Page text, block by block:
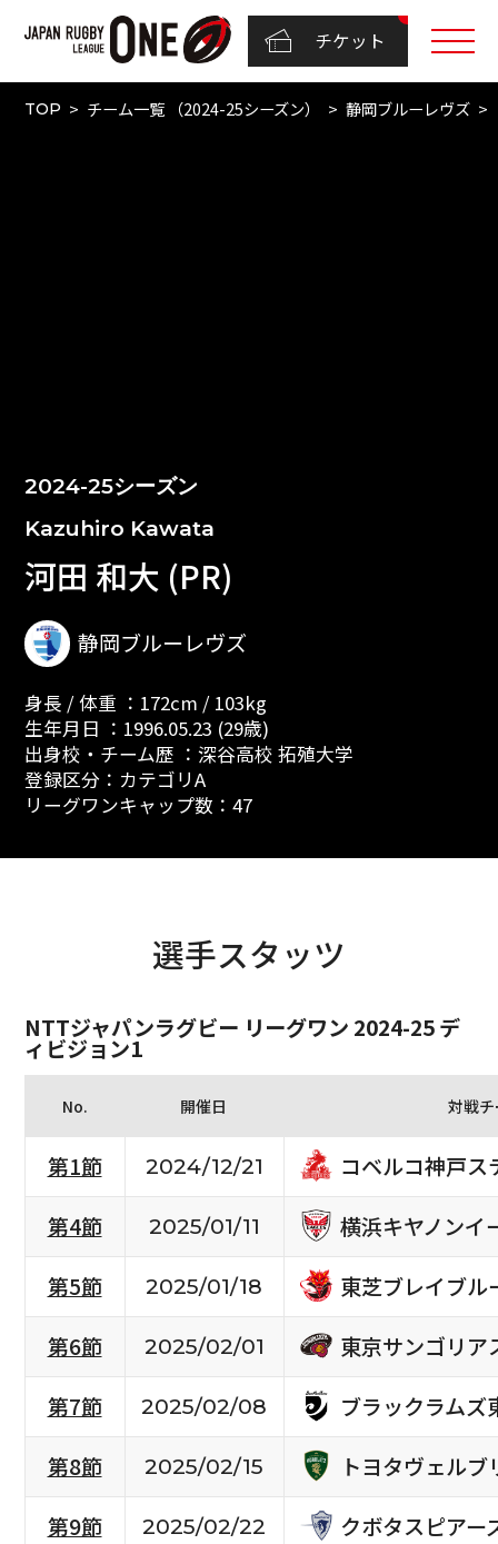
チケット
TOP チーム一覧 （2024-25シーズン） 静岡ブルーレヴズ
2024-25シーズン
Kazuhiro Kawata
河田 和大 (PR)
静岡ブルーレヴズ
身長 / 体重 ：172cm / 103kg
生年月日 ：1996.05.23 (29歳)
出身校・チーム歴 ：深谷高校 拓殖大学
登録区分：カテゴリA
リーグワンキャップ数：47
選手スタッツ
NTTジャパンラグビー リーグワン 2024-25 デ
ィビジョン1
No. 開催日 対戦
第1節 2024/12/21
コベルコ神戸ス
第4節
2025/01/11
横浜キヤノンイ
第5節
2025/01/18
東芝ブレイブル
第6節
2025/02/01
東京サンゴリア
第7節
2025/02/08
ブラックラムズ
第8節
2025/02/15
トヨタヴェルブ
第9節
2025/02/22
クボタスピアー